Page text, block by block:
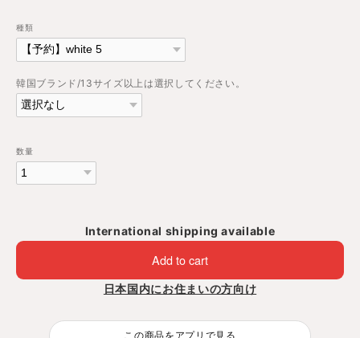
種類
韓国ブランド/13サイズ以上は選択してください。
数量
International shipping available
Add to cart
日本国内にお住まいの方向け
この商品をアプリで見る